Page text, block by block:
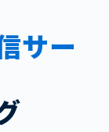
サー